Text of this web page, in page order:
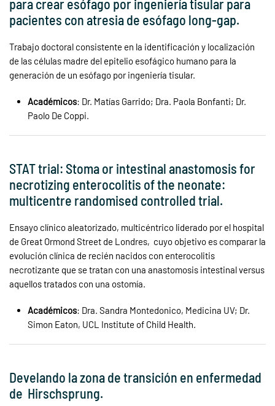
para crear esófago por ingeniería tisular para
pacientes con atresia de esófago long-gap.
Trabajo doctoral consistente en la identificación y localización
de las células madre del epitelio esofágico humano para la
generación de un esófago por ingeniería tisular.
Académicos: Dr. Matías Garrido; Dra. Paola Bonfanti; Dr.
Paolo De Coppi.
STAT trial: Stoma or intestinal anastomosis for
necrotizing enterocolitis of the neonate:
multicentre randomised controlled trial.
Ensayo clínico aleatorizado, multicéntrico liderado por el hospital
de Great Ormond Street de Londres, cuyo objetivo es comparar la
evolución clínica de recién nacidos con enterocolitis
necrotizante que se tratan con una anastomosis intestinal versus
aquellos tratados con una ostomía.
Académicos: Dra. Sandra Montedonico, Medicina UV; Dr.
Simon Eaton, UCL Institute of Child Health.
Develando la zona de transición en enfermedad
de Hirschsprung.